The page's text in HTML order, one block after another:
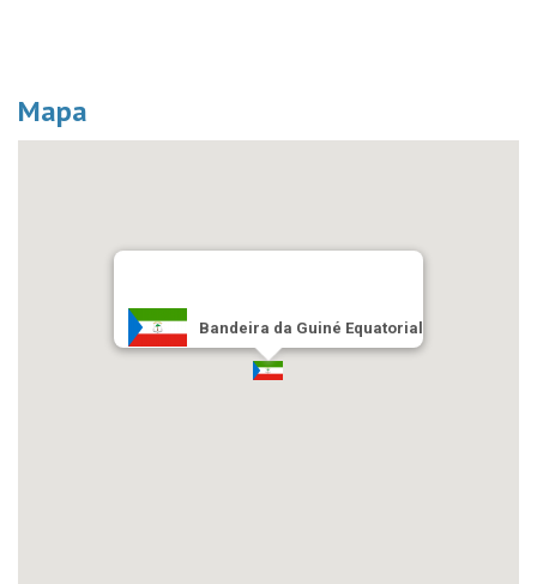
Mapa
Bandeira da Guiné Equatorial